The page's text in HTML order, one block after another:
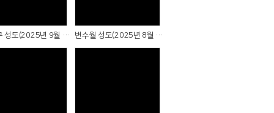
임재구 성도(2025년 9월 7일) 변수월 성도(2025년 8월 3일)